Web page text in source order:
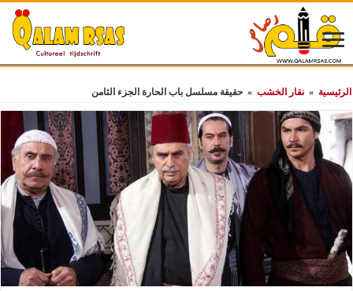
الرئيسية » نقار الخشب » حقيقة مسلسل باب الحارة الجزء الثامن